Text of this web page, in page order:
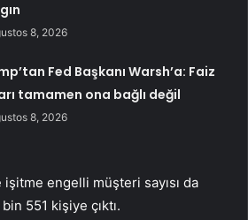
8, 2026
Fed Başkanı Warsh’a: Faiz
tamamen ona bağlı değil
8, 2026
engelli müşteri sayısı da
551 kişiye çıktı.